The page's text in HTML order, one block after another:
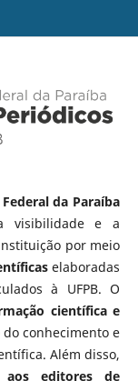
da Paraíba
visibilidade e a
por meio
elaboradas
à UFPB. O
científica e
conhecimento e
Além disso,
editores de